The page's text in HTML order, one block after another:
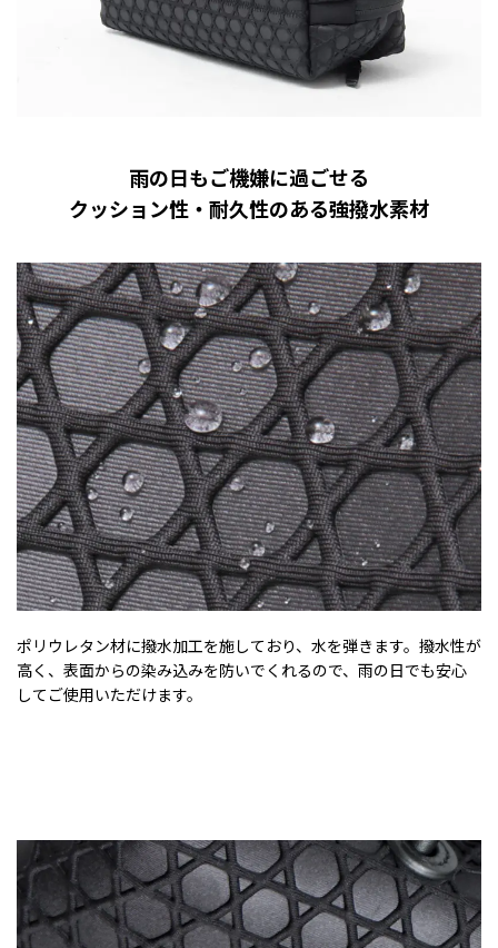
雨の日もご機嫌に過ごせる
クッション性・耐久性のある強撥水素材
ポリウレタン材に撥水加工を施しており、水を弾きます。撥水性が
高く、表面からの染み込みを防いでくれるので、雨の日でも安心
してご使用いただけます。